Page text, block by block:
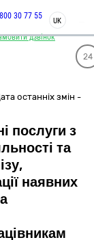
дзвінок
30 77 55
UK
останніх змін -
послуги з
та
наявних
24